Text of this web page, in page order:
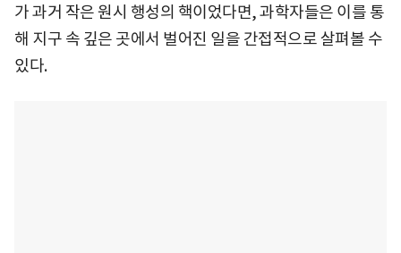
가 과거 작은 원시 행성의 핵이었다면, 과학자들은 이를 통
해 지구 속 깊은 곳에서 벌어진 일을 간접적으로 살펴볼 수
있다.